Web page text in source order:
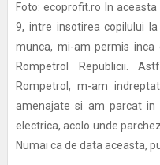
Foto: ecoprofit.ro In
9, intre insotirea copilului
munca, mi-am permis
Rompetrol Republicii.
Rompetrol, m-am
amenajate si am parcat in
electrica, acolo unde
Numai ca de data aceasta,